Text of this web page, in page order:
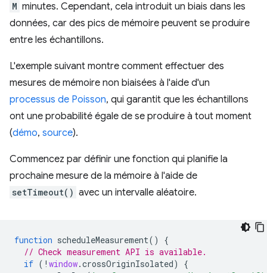
M minutes. Cependant, cela introduit un biais dans les
données, car des pics de mémoire peuvent se produire
entre les échantillons.
L'exemple suivant montre comment effectuer des
mesures de mémoire non biaisées à l'aide d'un
processus de Poisson, qui garantit que les échantillons
ont une probabilité égale de se produire à tout moment
(démo, source).
Commencez par définir une fonction qui planifie la
prochaine mesure de la mémoire à l'aide de
setTimeout() avec un intervalle aléatoire.
function scheduleMeasurement()
{
// Check measurement API is available.
if ( ! window.crossOriginIsolated)
{